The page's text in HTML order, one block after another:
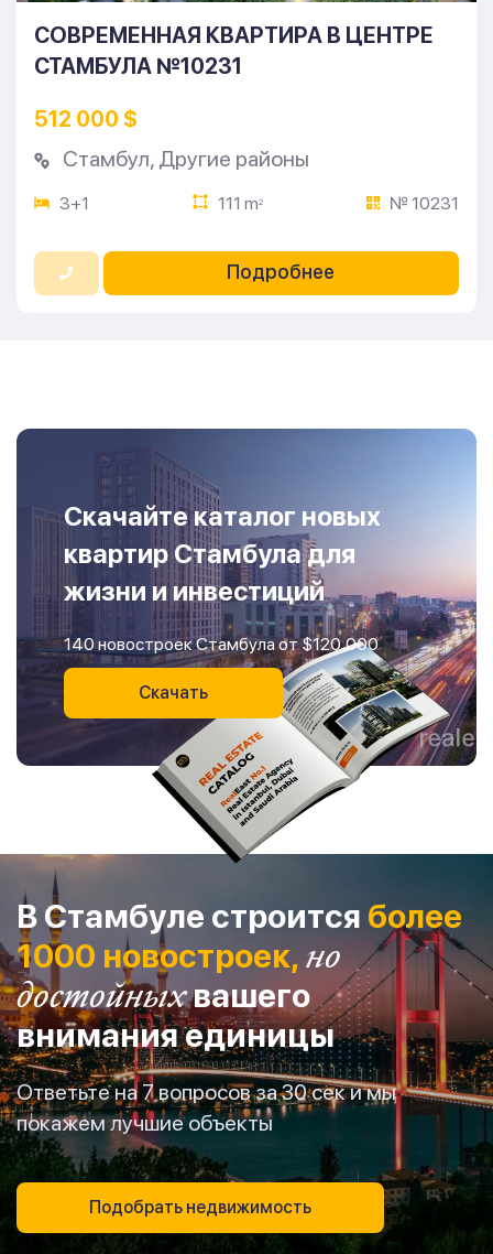
СОВРЕМЕННАЯ КВАРТИРА В ЦЕНТРЕ
СТАМБУЛА №10231
512 000 $
Стамбул, Другие районы
3+1 111 m2 № 10231
Подробнее
Скачайте каталог новых
квартир Стамбула для
жизни и инвестиций
140 новостроек Стамбула от $120,000
Скачать
В Стамбуле строится более
1000 новостроек,но
достойныхвашего
внимания единицы
Ответьте на 7 вопросов за 30 сек и мы
покажем лучшие объекты
Подобрать недвижимость